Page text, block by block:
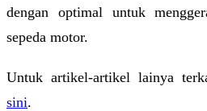
dengan optimal untuk
sepeda motor.
Untuk artikel-artikel lainya
sini.